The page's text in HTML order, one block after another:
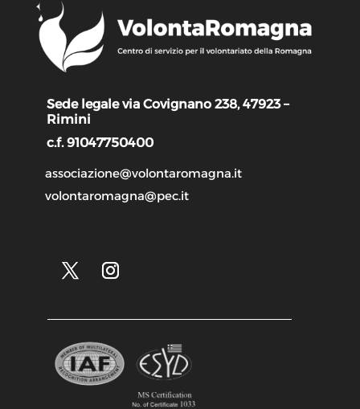
Sede legale via Covignano 238, 47923 –
Rimini
c.f. 91047750400
associazione@volontaromagna.it
volontaromagna@pec.it